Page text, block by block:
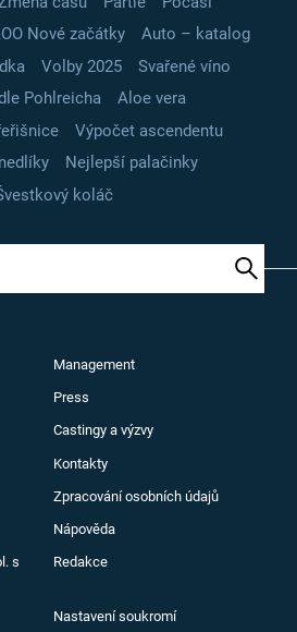
Nové začátky
Auto – katalog
Volby 2025
Svařené víno
Pohlreicha
Aloe vera
Výpočet ascendentu
Nejlepší palačinky
koláč
Management
Press
Castingy a výzvy
Kontakty
Zpracování osobních údajů
Nápověda
s
Redakce
Nastavení soukromí